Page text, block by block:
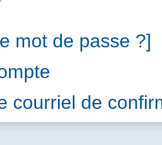
mot de passe ?]
courriel de